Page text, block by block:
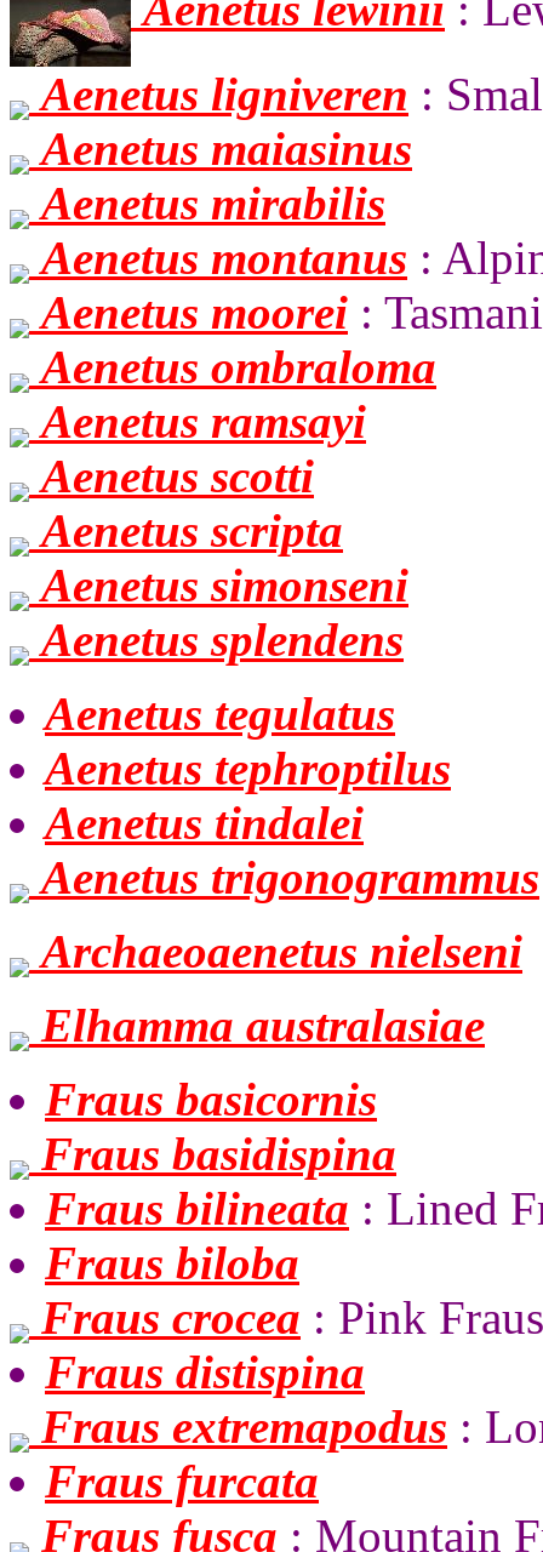
Aenetus ligniveren :
Aenetus maiasinus
Aenetus mirabilis
Aenetus montanus :
Aenetus moorei :
Aenetus ombraloma
Aenetus ramsayi
Aenetus scotti
Aenetus scripta
Aenetus simonseni
Aenetus splendens
Aenetus tegulatus
Aenetus tephroptilus
Aenetus tindalei
Aenetus trigonogrammus
Archaeoaenetus nielseni
Elhamma australasiae
Fraus basicornis
Fraus basidispina
Fraus bilineata : Lined
Fraus biloba
Fraus crocea : Pink Fraus
Fraus distispina
Fraus extremapodus :
Fraus furcata
Fraus fusca : Mountain